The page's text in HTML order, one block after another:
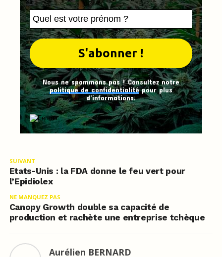
Nous ne spammons pas ! Consultez notre
politique de confidentialitépour plus
d’informations.
SUIVANT
Etats-Unis : la FDA donne le feu vert pour
l’Epidiolex
NE MANQUEZ PAS
Canopy Growth double sa capacité de
production et rachète une entreprise tchèque
Aurélien BERNARD